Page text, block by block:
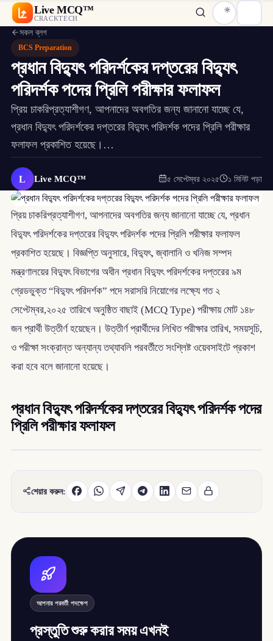
Live MCQ™
CRACKTECH
সকল ব্লগ
BCS Preparation
প্রধান বিদ্যুৎ পরিদর্শকের দপ্তরের বিদ্যুৎ
পরিদর্শক পদের প্রিলি পরীক্ষার ফলাফল
প্রিয় চাকরিপ্রত্যাশীগণ, আপনাদের অবগতির জন্য জানানো যাচ্ছে যে,
প্রধান বিদ্যুৎ পরিদর্শকের দপ্তরের বিদ্যুৎ পরিদর্শক পদের প্রিলি পরীক্ষার
ফলাফল প্রকাশিত হয়েছে।…
L Live MCQ™ ৫ সেপ্টেম্বর ২০২৫ ১ মিনিট পড়া
প্রিয় চাকরিপ্রত্যাশীগণ, আপনাদের অবগতির জন্য জানানো যাচ্ছে যে, প্রধান
বিদ্যুৎ পরিদর্শকের দপ্তরের বিদ্যুৎ পরিদর্শক পদের প্রিলি পরীক্ষার ফলাফল
প্রকাশিত হয়েছে। বিজ্ঞপ্তি অনুসারে, বিদ্যুৎ, জ্বালানি ও খনিজ সম্পদ
মন্ত্রণালয়ের বিদ্যুৎ বিভাগের অধীন প্রধান বিদ্যুৎ পরিদর্শকের দপ্তরের ৯ম
গ্রেডভুক্ত “বিদ্যুৎ পরিদর্শক” পদে সরাসরি নিয়োগের লক্ষ্যে গত ২
সেপ্টেম্বর,২০২৫ তারিখে অনুষ্ঠিত বাছাই (MCQ Type) পরীক্ষায় মোট ১৪৮
জন প্রার্থী উত্তীর্ণ হয়েছেন। উত্তীর্ণ প্রার্থীদের লিখিত পরীক্ষার তারিখ, সময়সূচি,
ও পরীক্ষা সংক্রান্ত অন্যান্য তথ্যাবলি পরবর্তীতে সংশ্লিষ্ট ওয়েবসাইটে প্রকাশ
করা হবে বলে জানানো হয়েছে।
প্রধান বিদ্যুৎ পরিদর্শকের দপ্তরের বিদ্যুৎ পরিদর্শক পদের
প্রিলি পরীক্ষার ফলাফল
শেয়ার করুন:
আপনার পরবর্তী পদক্ষেপ
প্রস্তুতি শুরু করার সময় এখনই